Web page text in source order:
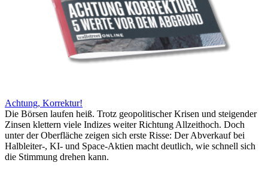
Achtung, Korrektur!
Die Börsen laufen heiß. Trotz geopolitischer Krisen und steigender
Zinsen klettern viele Indizes weiter Richtung Allzeithoch. Doch
unter der Oberfläche zeigen sich erste Risse: Der Abverkauf bei
Halbleiter-, KI- und Space-Aktien macht deutlich, wie schnell sich
die Stimmung drehen kann.